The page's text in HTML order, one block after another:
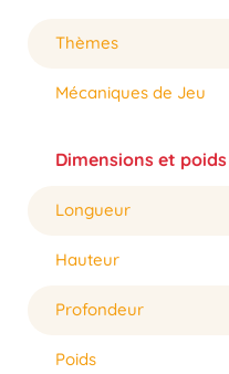
Thèmes
Mécaniques de Jeu
Dimensions et poids
Longueur
Hauteur
Profondeur
Poids